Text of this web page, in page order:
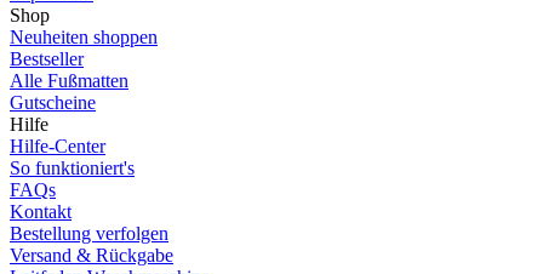
Shop
Neuheiten shoppen
Bestseller
Alle Fußmatten
Gutscheine
Hilfe
Hilfe-Center
So funktioniert's
FAQs
Kontakt
Bestellung verfolgen
Versand & Rückgabe